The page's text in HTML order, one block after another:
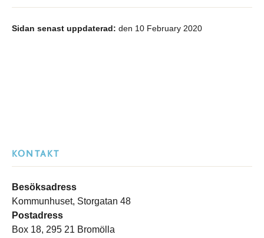
Sidan senast uppdaterad: den 10 February 2020
KONTAKT
Besöksadress
Kommunhuset, Storgatan 48
Postadress
Box 18, 295 21 Bromölla